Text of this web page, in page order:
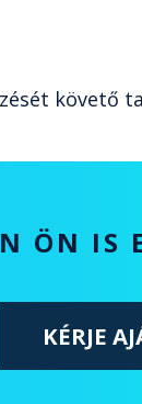
követő
ÖN IS
KÉRJE